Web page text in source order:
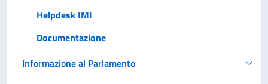
Helpdesk IMI
Documentazione
Informazione al Parlamento